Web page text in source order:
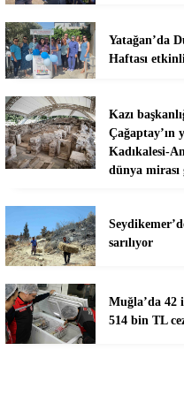
Yatağan’da
Haftası
Kazı
Çağaptay’ın
Kadıkalesi-
dünya mirası
sarılıyor
Muğla’da 42
514 bin TL